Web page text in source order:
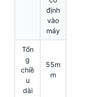
định
vào
máy
Tổn
g
chiề
u
dài
55m
m